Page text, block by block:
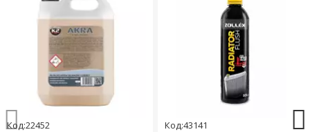
Код:22452 Код:43141